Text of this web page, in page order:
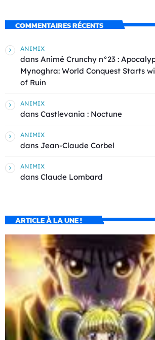
COMMENTAIRES RÉCENTS
ANIMIX
dans Animé Crunchy n°23 :
Mynoghra: World Conquest Starts
of Ruin
ANIMIX
dans Castlevania : Noctune
ANIMIX
dans Jean-Claude Corbel
ANIMIX
dans Claude Lombard
ARTICLE À LA UNE !